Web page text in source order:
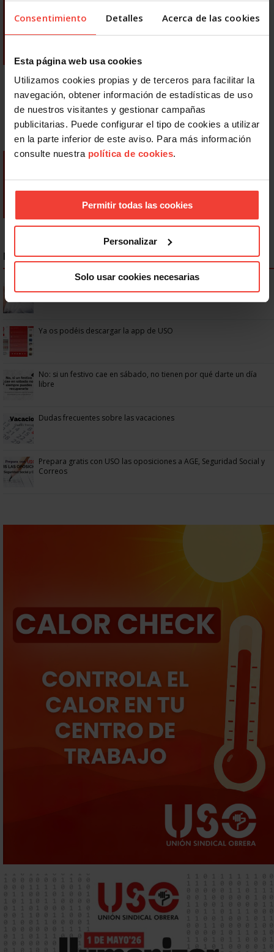
Consentimiento Detalles Acerca de las cookies
Esta página web usa cookies
Utilizamos cookies propias y de terceros para facilitar la
navegación, obtener información de estadísticas de uso
de nuestros visitantes y gestionar campañas
publicitarias. Puede configurar el tipo de cookies a utilizar
en la parte inferior de este aviso. Para más información
consulte nuestra política de cookies.
Permitir todas las cookies
Personalizar
Solo usar cookies necesarias
NOTICIAS MÁS LEÍDAS
Ya os podéis descargar la app de USO
No: si un festivo cae en sábado, no tienen por qué darte un día
libre
Dudas frecuentes sobre las vacaciones
Prepara gratis con USO las oposiciones a AGE, Seguridad Social y
Correos